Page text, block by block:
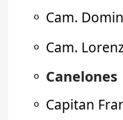
⚬ Cam.
⚬ Cam.
⚬ Canelones
⚬ Capitan